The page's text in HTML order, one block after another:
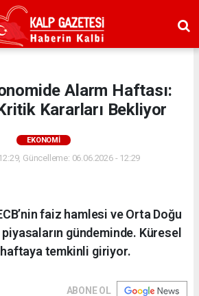
Alarm Haftası:
Kararları Bekliyor
EKONOMİ
Güncelleme: 06.06.2026 - 12:29
faiz hamlesi ve Orta Doğu
gündeminde. Küresel
haftaya temkinli giriyor.
ABONE OL